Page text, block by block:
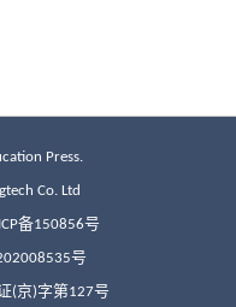
Press.
Co. Ltd
备150856号
号
(京)字第127号